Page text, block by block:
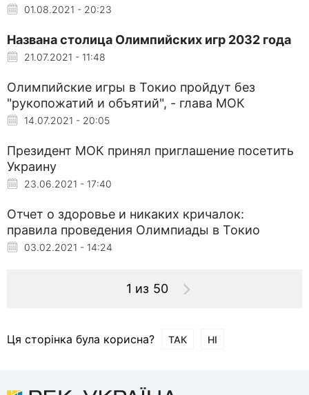
01.08.2021 - 20:23
Названа столица Олимпийских игр 2032 года
21.07.2021 - 11:48
Олимпийские игры в Токио пройдут без
"рукопожатий и объятий", - глава МОК
14.07.2021 - 20:05
Президент МОК принял приглашение посетить
Украину
23.06.2021 - 17:40
Отчет о здоровье и никаких кричалок:
правила проведения Олимпиады в Токио
03.02.2021 - 14:24
1 из 50
Ця сторінка була корисна? ТАК НІ